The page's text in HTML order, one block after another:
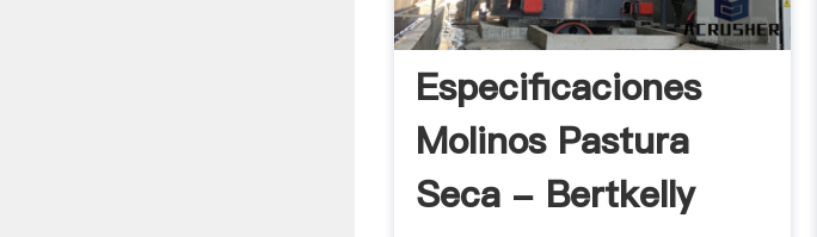
Especificaciones
Molinos Pastura
Seca - Bertkelly